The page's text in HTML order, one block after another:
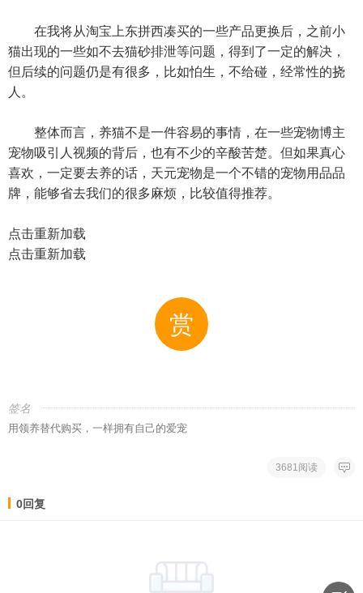
在我将从淘宝上东拼西凑买的一些产品更换后，之前小
猫出现的一些如不去猫砂排泄等问题，得到了一定的解决，
但后续的问题仍是有很多，比如怕生，不给碰，经常性的挠
人。
整体而言，养猫不是一件容易的事情，在一些宠物博主
宠物吸引人视频的背后，也有不少的辛酸苦楚。但如果真心
喜欢，一定要去养的话，天元宠物是一个不错的宠物用品品
牌，能够省去我们的很多麻烦，比较值得推荐。
点击重新加载
点击重新加载
赏
签名
用领养替代购买，一样拥有自己的爱宠
3681阅读
0回复